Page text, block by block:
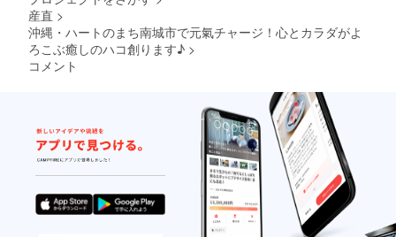
ン＞ ・
「床の
名前の
立て札
を設置
します
(100,00
0
円/200,
000
円/250,
000円)
産直 >
沖縄・ハートのまち南城市で元氣チャージ！心とカラダがよ
ろこぶ癒しのハコ創ります♪ >
コメント